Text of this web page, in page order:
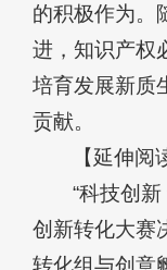
的积极作为。
进，知识产权
培育发展新质
贡献。
【延伸阅
“科技创
创新转化大赛
转化组与创意